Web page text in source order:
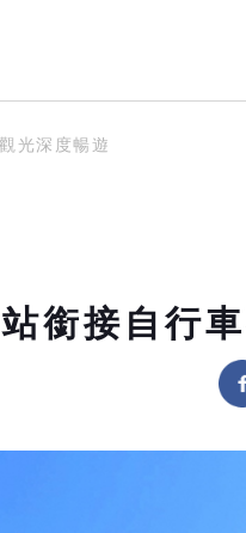
光深度暢遊
銜接自行